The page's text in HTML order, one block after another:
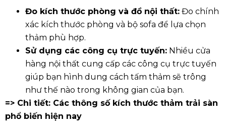
Đo kích thước phòng và đồ nội thất: Đo chính
xác kích thước phòng và bộ sofa để lựa chọn
thảm phù hợp.
Sử dụng các công cụ trực tuyến: Nhiều cửa
hàng nội thất cung cấp các công cụ trực tuyến
giúp bạn hình dung cách tấm thảm sẽ trông
như thế nào trong không gian của bạn.
=> Chi tiết: Các thông số kích thước thảm trải sàn
phổ biến hiện nay